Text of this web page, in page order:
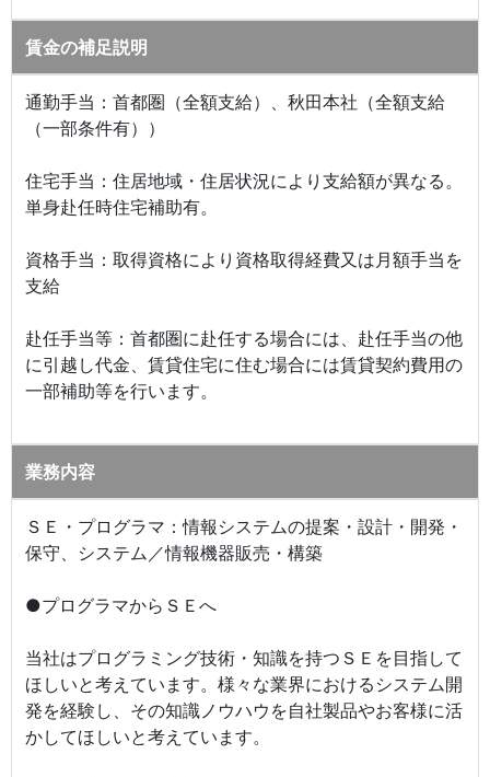
賃金の補足説明
通勤手当：首都圏（全額支給）、秋田本社（全額支給
（一部条件有））
住宅手当：住居地域・住居状況により支給額が異なる。
単身赴任時住宅補助有。
資格手当：取得資格により資格取得経費又は月額手当を
支給
赴任手当等：首都圏に赴任する場合には、赴任手当の他
に引越し代金、賃貸住宅に住む場合には賃貸契約費用の
一部補助等を行います。
業務内容
ＳＥ・プログラマ：情報システムの提案・設計・開発・
保守、システム／情報機器販売・構築
●プログラマからＳＥへ
当社はプログラミング技術・知識を持つＳＥを目指して
ほしいと考えています。様々な業界におけるシステム開
発を経験し、その知識ノウハウを自社製品やお客様に活
かしてほしいと考えています。